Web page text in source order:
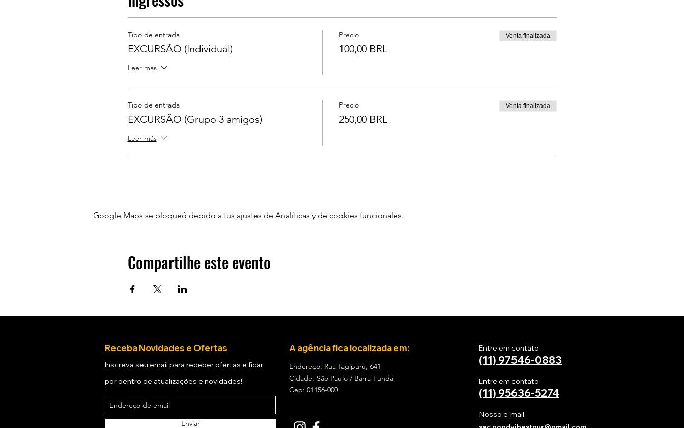
Tipo de entrada
EXCURSÃO (Individual)
Leer más
Precio
100,00 BRL
Venta finalizada
Tipo de entrada
EXCURSÃO (Grupo 3 amigos)
Leer más
Precio
250,00 BRL
Venta finalizada
Google Maps se bloqueó debido a tus ajustes de Analíticas y de cookies funcionales.
Compartilhe este evento
Receba Novidades e Ofertas
Inscreva seu email para receber ofertas e ficar
por dentro de atualizações e novidades!
Enviar
A agência fica localizada em:
Endereço: Rua Tagipuru, 641
Cidade: São Paulo / Barra Funda
Cep: 01156-000
Entre em contato
(11) 97546-0883
Entre em contato
(11) 95636-5274
Nosso e-mail: